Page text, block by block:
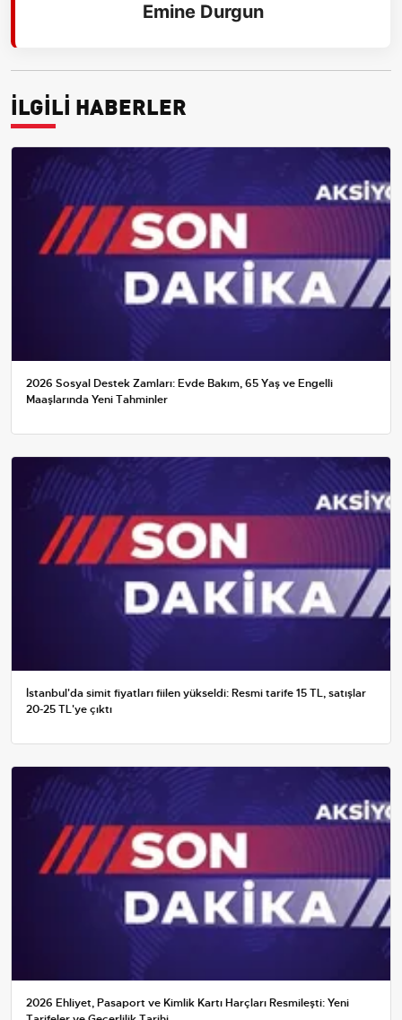
Emine Durgun
İLGİLİ HABERLER
2026 Sosyal Destek Zamları: Evde Bakım, 65 Yaş ve Engelli
Maaşlarında Yeni Tahminler
İstanbul'da simit fiyatları fiilen yükseldi: Resmi tarife 15 TL, satışlar
20-25 TL'ye çıktı
2026 Ehliyet, Pasaport ve Kimlik Kartı Harçları Resmileşti: Yeni